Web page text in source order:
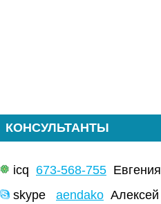
КОНСУЛЬТАНТЫ
icq 673-568-755 Евгения
skype aendako Алексей